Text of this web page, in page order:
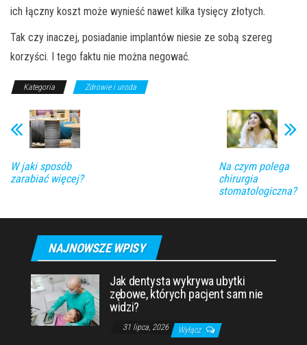
ich łączny koszt może wynieść nawet kilka tysięcy złotych.
Tak czy inaczej, posiadanie implantów niesie ze sobą szereg
korzyści. I tego faktu nie można negować.
Kategoria Zdrowie i uroda
W jaki sposób
zarabiać więcej?
Na czym polega
chirurgia
stomatologiczna?
NAJNOWSZE WPISY
Jak dentysta wykrywa ubytki
zębowe, których pacjent sam nie
widzi?
31 lipca, 2026 Wyłącz